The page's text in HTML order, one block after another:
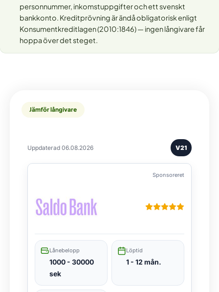
personnummer, inkomstuppgifter och ett svenskt
bankkonto. Kreditprövning är ändå obligatorisk enligt
Konsumentkreditlagen (2010:1846) — ingen långivare får
hoppa över det steget.
Jämför långivare
Uppdaterad 06.08.2026 V21
Sponsoreret
Lånebelopp
1000 - 30000
sek
Löptid
1 - 12 mån.